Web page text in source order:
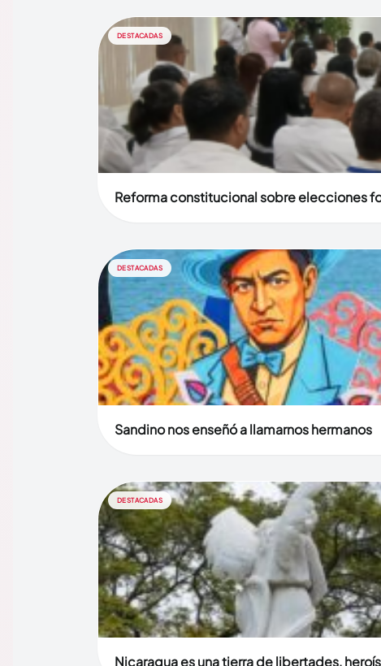
DESTACADAS
Reforma constitucional sobre elecciones
DESTACADAS
Sandino nos enseñó a llamarnos hermanos
DESTACADAS
Nicaragua es una tierra de libertades,